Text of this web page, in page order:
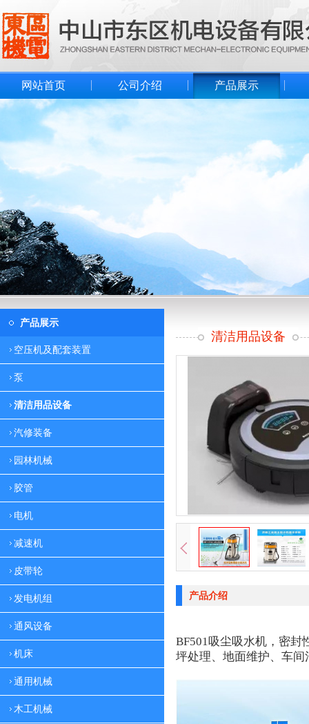
网站首页 公司介绍 产品展示
产品展示
空压机及配套装置
泵
清洁用品设备
汽修装备
园林机械
胶管
电机
减速机
皮带轮
发电机组
通风设备
机床
通用机械
木工机械
清洁用品设备
产品介绍
BF501吸尘吸水机，密封
坪处理、地面维护、车